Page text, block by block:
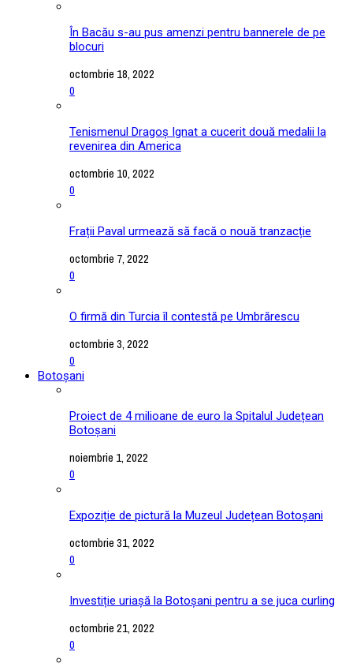
În Bacău s-au pus amenzi pentru bannerele de pe
blocuri
octombrie 18, 2022
0
Tenismenul Dragoș Ignat a cucerit două medalii la
revenirea din America
octombrie 10, 2022
0
Frații Paval urmează să facă o nouă tranzacție
octombrie 7, 2022
0
O firmă din Turcia îl contestă pe Umbrărescu
octombrie 3, 2022
0
Botoșani
Proiect de 4 milioane de euro la Spitalul Județean
Botoșani
noiembrie 1, 2022
0
Expoziție de pictură la Muzeul Județean Botoșani
octombrie 31, 2022
0
Investiție uriașă la Botoșani pentru a se juca curling
octombrie 21, 2022
0